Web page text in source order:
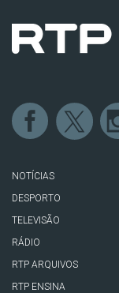
NOTÍCIAS
DESPORTO
TELEVISÃO
RÁDIO
RTP ARQUIVOS
RTP ENSINA